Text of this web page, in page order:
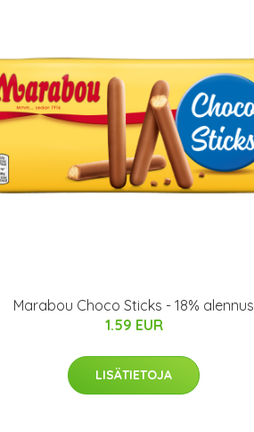
Marabou Choco Sticks - 18% alennus
1.59 EUR
LISÄTIETOJA